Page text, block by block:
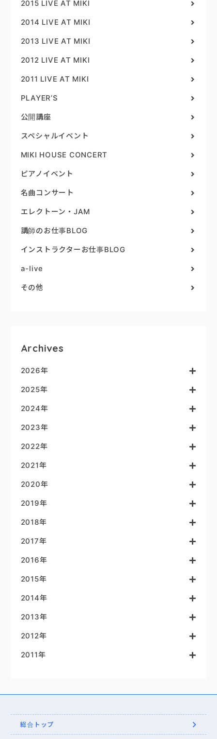
2015 LIVE AT MIKI
2014 LIVE AT MIKI
2013 LIVE AT MIKI
2012 LIVE AT MIKI
2011 LIVE AT MIKI
PLAYER’S
公開講座
スペシャルイベント
MIKI HOUSE CONCERT
ピアノイベント
名曲コンサート
エレクトーン・JAM
講師のお仕事BLOG
インストラクターお仕事BLOG
a-live
その他
Archives
2026年
2025年
2024年
2023年
2022年
2021年
2020年
2019年
2018年
2017年
2016年
2015年
2014年
2013年
2012年
2011年
総合トップ